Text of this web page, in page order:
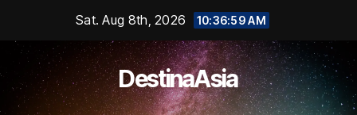
content
Sat. Aug 8th, 2026 10:37:00 AM
DestinaAsia